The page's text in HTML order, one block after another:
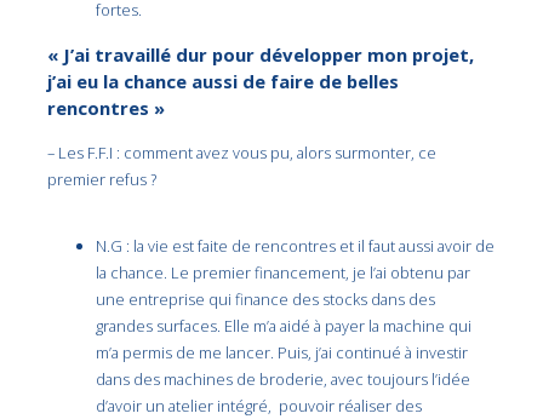
fortes.
« J’ai travaillé dur pour développer mon projet,
j’ai eu la chance aussi de faire de belles
rencontres »
– Les F.F.I : comment avez vous pu, alors surmonter, ce
premier refus ?
N.G : la vie est faite de rencontres et il faut aussi avoir de
la chance. Le premier financement, je l’ai obtenu par
une entreprise qui finance des stocks dans des
grandes surfaces. Elle m’a aidé à payer la machine qui
m’a permis de me lancer. Puis, j’ai continué à investir
dans des machines de broderie, avec toujours l’idée
d’avoir un atelier intégré, pouvoir réaliser des